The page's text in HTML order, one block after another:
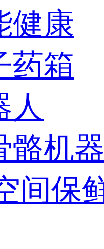
健康
药箱
人
骼机
间保